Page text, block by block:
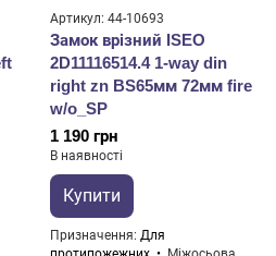
Артикул: 44-10693
Замок врізний ISEO
2D11116514.4 1-way din
right zn BS65мм 72мм fire
w/o_SP
1 190 грн
В наявності
Купити
Призначення Для